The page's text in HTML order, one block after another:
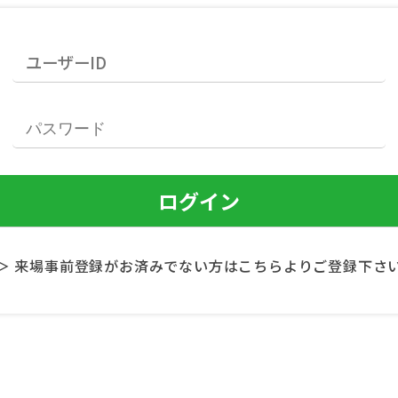
来場事前登録がお済みでない方はこちらよりご登録下さ